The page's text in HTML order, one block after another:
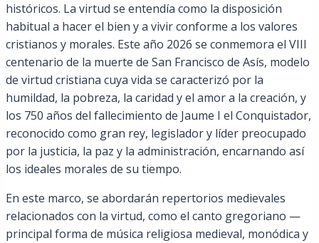
históricos. La virtud se entendía como la disposición
habitual a hacer el bien y a vivir conforme a los valores
cristianos y morales. Este año 2026 se conmemora el VIII
centenario de la muerte de San Francisco de Asís, modelo
de virtud cristiana cuya vida se caracterizó por la
humildad, la pobreza, la caridad y el amor a la creación, y
los 750 años del fallecimiento de Jaume I el Conquistador,
reconocido como gran rey, legislador y líder preocupado
por la justicia, la paz y la administración, encarnando así
los ideales morales de su tiempo.
En este marco, se abordarán repertorios medievales
relacionados con la virtud, como el canto gregoriano —
principal forma de música religiosa medieval, monódica y